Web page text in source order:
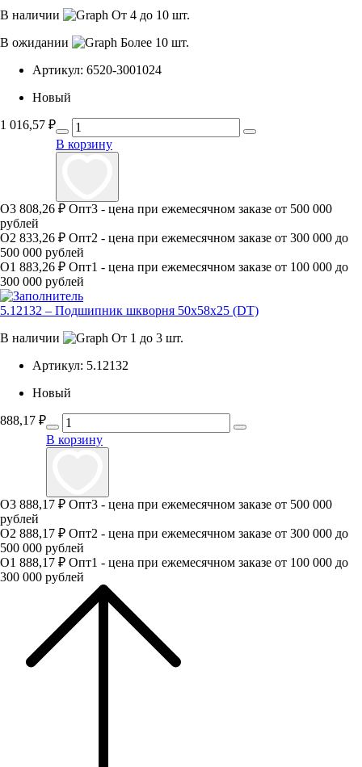
В наличии
От 4 до 10 шт.
В ожидании
Более 10 шт.
Артикул: 6520-3001024
Новый
1 016,57 ₽
В корзину
О3 808,26 ₽ Опт3 - цена при ежемесячном заказе от 500 000
рублей
О2 833,26 ₽ Опт2 - цена при ежемесячном заказе от 300 000 до
500 000 рублей
О1 883,26 ₽ Опт1 - цена при ежемесячном заказе от 100 000 до
300 000 рублей
5.12132 – Подшипник шкворня 50х58х25 (DT)
В наличии
От 1 до 3 шт.
Артикул: 5.12132
Новый
888,17 ₽
В корзину
О3 888,17 ₽ Опт3 - цена при ежемесячном заказе от 500 000
рублей
О2 888,17 ₽ Опт2 - цена при ежемесячном заказе от 300 000 до
500 000 рублей
О1 888,17 ₽ Опт1 - цена при ежемесячном заказе от 100 000 до
300 000 рублей